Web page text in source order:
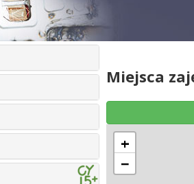
Miejsca
+
−